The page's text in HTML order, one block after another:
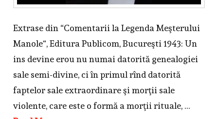
Extrase din “Comentarii la Legenda Meşterului
Manole“, Editura Publicom, Bucureşti 1943: Un
ins devine erou nu numai datorită genealogiei
sale semi-divine, ci în primul rînd datorită
faptelor sale extraordinare şi morţii sale
violente, care este o formă a morţii rituale, …